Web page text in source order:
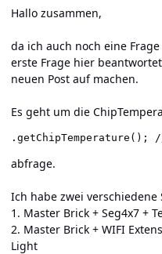
Hallo zusammen,
da ich auch noch eine
erste Frage hier
neuen Post auf machen.
Es geht um die
.getChipTemperature();
abfrage.
Ich habe zwei verschiedene
1. Master Brick + Seg4x7 +
2. Master Brick + WIFI
Light